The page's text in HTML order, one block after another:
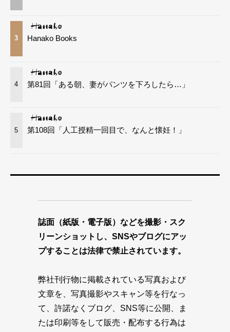
3 Hanako Books
4 第81回「ある朝、妻がパンツを下ろしたら…」
5 第108回「人工授精一回目で、なんと懐妊！」
誌面（紙版・電子版）などを撮影・スク
リーンショットし、SNSやブログにアッ
プすることは法律で禁止されています。
弊社刊行物に掲載されている写真および
文章を、写真撮影やスキャン等を行なっ
て、許諾なくブログ、SNS等に公開、ま
たは印刷等をして販売・配布する行為は